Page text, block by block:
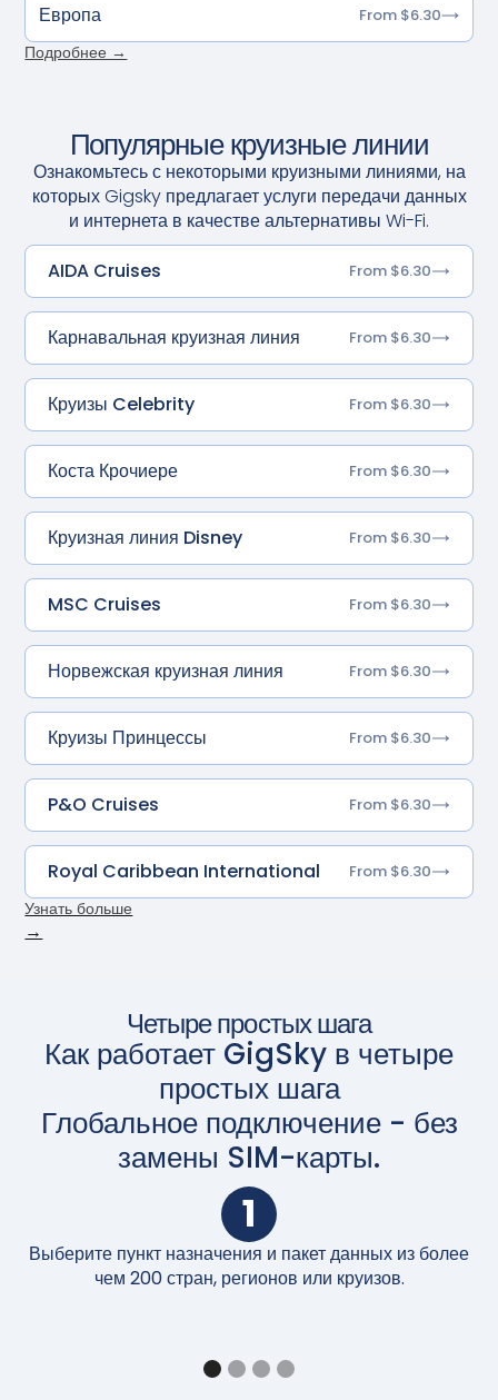
Европа From $6.30
Подробнее →
Популярные круизные линии
Ознакомьтесь с некоторыми круизными линиями, на
которых Gigsky предлагает услуги передачи данных
и интернета в качестве альтернативы Wi-Fi.
AIDA Cruises
From $6.30
Карнавальная круизная линия From $6.30
Круизы Celebrity From $6.30
Коста Крочиере From $6.30
Круизная линия Disney From $6.30
MSC Cruises From $6.30
Норвежская круизная линия From $6.30
Круизы Принцессы From $6.30
P&O Cruises From $6.30
Royal Caribbean International From $6.30
Узнать больше
→
Четыре простых шага
Как работает GigSky в четыре
простых шага
Глобальное подключение - без
замены SIM-карты.
1
Выберите пункт назначения и пакет данных из более
чем 200 стран, регионов или круизов.